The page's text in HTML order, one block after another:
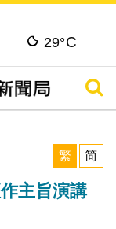
29°C
搜尋
繁
简
主旨演講